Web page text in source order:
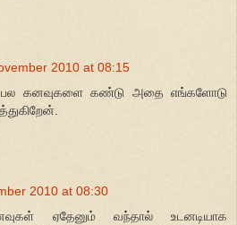
2010 at 08:15
கனவுகளை கண்டு அதை எங்களோடு
2010 at 08:30
ஏதேனும் வந்தால் உடனடியாக